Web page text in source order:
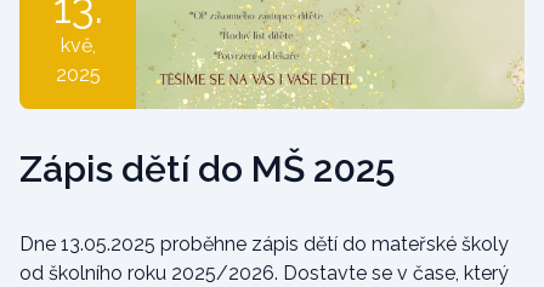
kvě,
2025
Zápis dětí do MŠ 2025
Dne 13.05.2025 proběhne zápis dětí do mateřské školy
od školního roku 2025/2026. Dostavte se v čase, který